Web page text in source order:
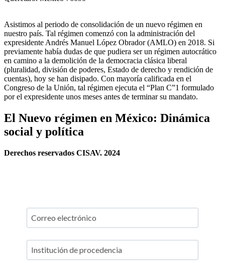
Asistimos al periodo de consolidación de un nuevo régimen en
nuestro país. Tal régimen comenzó con la administración del
expresidente Andrés Manuel López Obrador (AMLO) en 2018. Si
previamente había dudas de que pudiera ser un régimen autocrático
en camino a la demolición de la democracia clásica liberal
(pluralidad, división de poderes, Estado de derecho y rendición de
cuentas), hoy se han disipado. Con mayoría calificada en el
Congreso de la Unión, tal régimen ejecuta el “Plan C”1 formulado
por el expresidente unos meses antes de terminar su mandato.
El Nuevo régimen en México: Dinámica
social y política
Derechos reservados CISAV. 2024